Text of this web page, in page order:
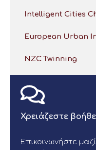
Intelligent Cities
European Urban
NZC Twinning
Χρειάζεστε
Επικοινωνήστε